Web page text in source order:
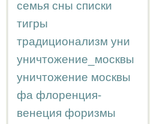
семья сны списки
тигры
традиционализм уни
уничтожение_москвы
уничтожение москвы
фа флоренция-
венеция форизмы